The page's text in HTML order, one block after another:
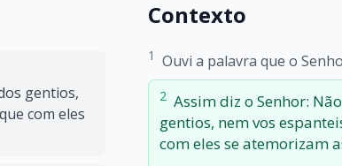
gentios,
com eles
Contexto
1 Ouvi a palavra que o
2 Assim diz o Senhor:
gentios, nem vos
com eles se atemorizam